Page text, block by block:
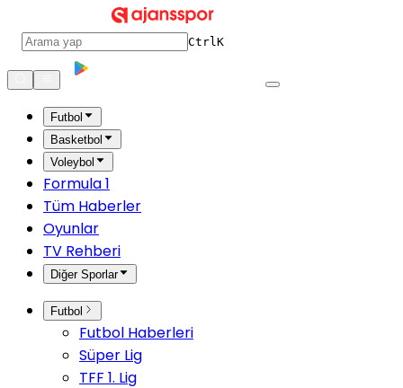
CtrlK
Futbol
Basketbol
Voleybol
Formula 1
Tüm Haberler
Oyunlar
TV Rehberi
Diğer Sporlar
Futbol
Futbol Haberleri
Süper Lig
TFF 1. Lig